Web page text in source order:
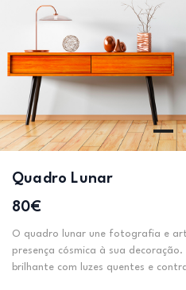
Quadro Lunar
80€
O quadro lunar une fotografia e
presença cósmica à sua
brilhante com luzes quentes e